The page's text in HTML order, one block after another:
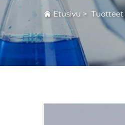
Etusivu > Tuotteet